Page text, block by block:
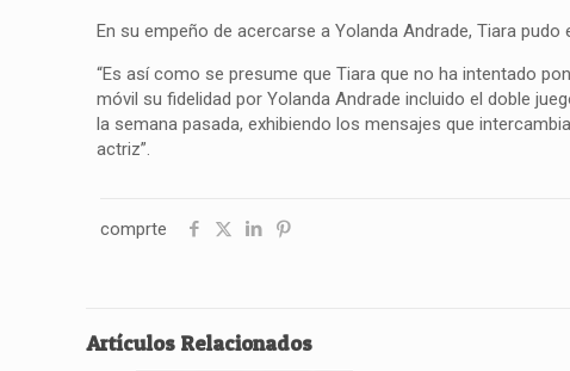
En su empeño de acercarse a Yolanda Andrade, Tiara pudo
“Es así como se presume que Tiara que no ha intentado
móvil su fidelidad por Yolanda Andrade incluido el doble
la semana pasada, exhibiendo los mensajes que
actriz”.
comprte
Artículos Relacionados